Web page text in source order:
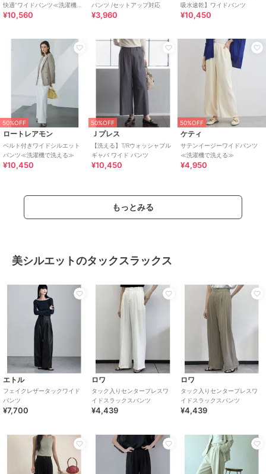
快適”ワイドパンツ≪洗濯機で
洗える≫
¥10,560
パンツ /セットアップ対応
¥3,960
吸水速乾】ワイドパンツ
¥10,450
50%OFF
ロートレアモン
ベルト付きワイドシルエット
パンツ≪洗濯機で洗える≫
¥10,450
50%OFF
Ｊプレス
【洗える】T/Rウォッシャブル
ギャバ ワイド パンツ
¥10,450
50%OFF
ケティ
サテンイージーワイドパンツ
≪洗濯機で洗える≫
¥4,950
もっとみる
美シルエットのタックスラックス
エトル
フェイクレザータックワイド
パンツ
¥7,700
ロワ
タック入りセンタープレスワ
イドスラックスパンツ
¥4,439
ロワ
タック入りセンタープレスワ
イドスラックスパンツ
¥4,439